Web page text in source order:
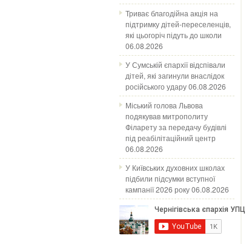
Триває благодійна акція на
підтримку дітей-переселенців,
які цьогоріч підуть до школи
06.08.2026
У Сумській єпархії відспівали
дітей, які загинули внаслідок
російського удару06.08.2026
Міський голова Львова
подякував митрополиту
Філарету за передачу будівлі
під реабілітаційний центр
06.08.2026
У Київських духовних школах
підбили підсумки вступної
кампанії 2026 року06.08.2026